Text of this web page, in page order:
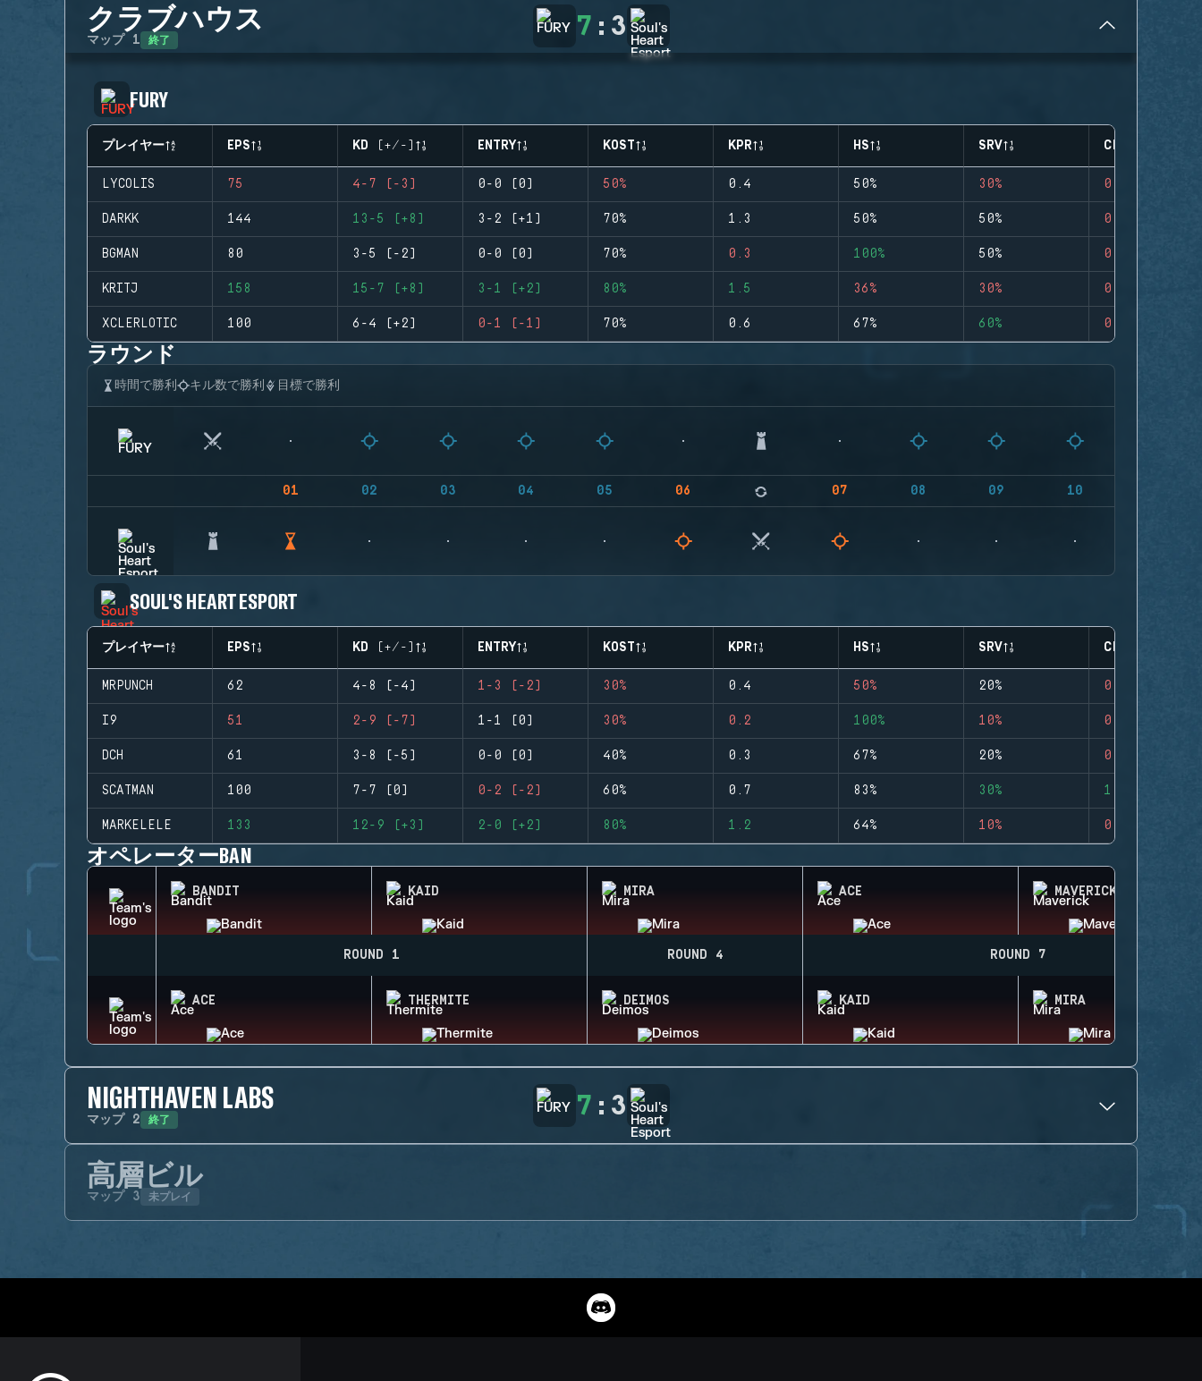
クラブハウス
マップ 1 終了 7 : 3
FURY
プレイヤー EPS KD (+/-) ENTRY KOST KPR HS SRV CLUTCHES
LYCOLIS 75 4-7 (-3) 0-0 (0) 50% 0.4 50% 30% 0
DARKK 144 13-5 (+8) 3-2 (+1) 70% 1.3 50% 50% 0
BGMAN 80 3-5 (-2) 0-0 (0) 70% 0.3 100% 50% 0
KRITJ 158 15-7 (+8) 3-1 (+2) 80% 1.5 36% 30% 0
XCLERLOTIC 100 6-4 (+2) 0-1 (-1) 70% 0.6 67% 60% 0
ラウンド
時間で勝利 キル数で勝利 目標で勝利
01 02 03 04 05 06 07 08 09 10
SOUL'S HEART ESPORT
プレイヤー EPS KD (+/-) ENTRY KOST KPR HS SRV CLUTCHES
MRPUNCH 62 4-8 (-4) 1-3 (-2) 30% 0.4 50% 20% 0
I9 51 2-9 (-7) 1-1 (0) 30% 0.2 100% 10% 0
DCH 61 3-8 (-5) 0-0 (0) 40% 0.3 67% 20% 0
SCATMAN 100 7-7 (0) 0-2 (-2) 60% 0.7 83% 30% 1
MARKELELE 133 12-9 (+3) 2-0 (+2) 80% 1.2 64% 10% 0
オペレーターBAN
BANDIT KAID MIRA ACE MAVERICK
ROUND 1 ROUND 4 ROUND 7
ACE THERMITE DEIMOS KAID MIRA
NIGHTHAVEN LABS
マップ 2 終了 7 : 3
高層ビル
マップ 3 未プレイ